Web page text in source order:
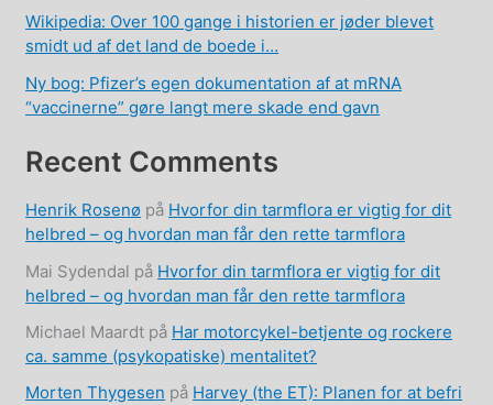
Wikipedia: Over 100 gange i historien er jøder blevet
smidt ud af det land de boede i…
Ny bog: Pfizer’s egen dokumentation af at mRNA
“vaccinerne” gøre langt mere skade end gavn
Recent Comments
Henrik Rosenø på Hvorfor din tarmflora er vigtig for dit
helbred – og hvordan man får den rette tarmflora
Mai Sydendal på Hvorfor din tarmflora er vigtig for dit
helbred – og hvordan man får den rette tarmflora
Michael Maardt på Har motorcykel-betjente og rockere
ca. samme (psykopatiske) mentalitet?
Morten Thygesen på Harvey (the ET): Planen for at befri